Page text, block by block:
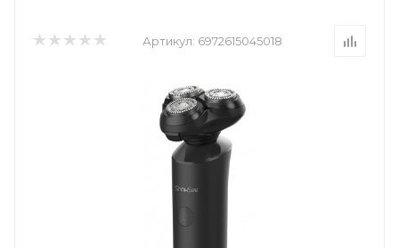
Артикул: 6972615045018